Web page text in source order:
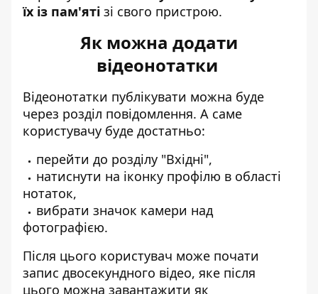
їх із пам'яті зі свого пристрою.
Як можна додати
відеонотатки
Відеонотатки публікувати можна буде
через розділ повідомлення. А саме
користувачу буде достатньо:
перейти до розділу "Вхідні",
натиснути на іконку профілю в області
нотаток,
вибрати значок камери над
фотографією.
Після цього користувач може почати
запис двосекундного відео, яке після
цього можна завантажити як